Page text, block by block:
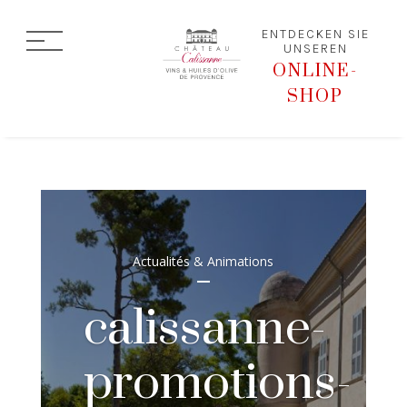
ENTDECKEN SIE
UNSEREN
ONLINE-
SHOP
Actualités & Animations
calissanne-
promotions-